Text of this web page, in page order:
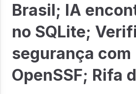
Brasil; IA
no SQLite;
segurança com
OpenSSF; Rifa